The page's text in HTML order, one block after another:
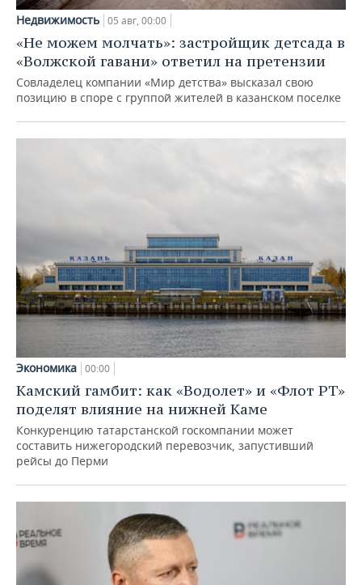
Недвижимость 05 авг, 00:00
«Не можем молчать»: застройщик детсада в
«Волжской гавани» ответил на претензии
Совладелец компании «Мир детства» высказал свою
позицию в споре с группой жителей в казанском поселке
Экономика 00:00
Камский гамбит: как «Водолет» и «Флот РТ»
поделят влияние на нижней Каме
Конкуренцию татарстанской госкомпании может
составить нижегородский перевозчик, запустивший
рейсы до Перми